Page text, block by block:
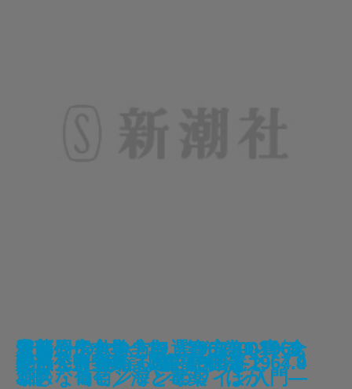
沈まぬ太陽〔三〕―御巣鷹山篇―
神様のボート
遠藤周作文学全集 第三巻 死海
のほとり／侍
安部公房全集 22 1968.2-1970.2
慰安婦と戦場の性
沈まぬ太陽〔一〕―アフリカ篇
〔上〕―
沈まぬ太陽〔二〕―アフリカ篇
〔下〕―
遠藤周作文学全集 第二巻 留学
／沈黙
安部公房全集 21 1967.4-1968.2
からくりからくさ
安部公房全集 20 1966.1-1967.4
遠藤周作文学全集 第一巻 青い
小さな葡萄／海と毒薬 ほか
安部公房全集 19 1964.10-1965.
12
秘伝 中学入試国語読解法
やさしく極める“書聖”王羲之
安部公房全集 18 1964.1-1964.9
死と生きる
安部公房全集 17 1962.11-1964.
1
星新一ショートショート1001〈全
3冊〉
ワインの飲み方、選び方―ジャン
シス・ロビンソンのワイン入門―